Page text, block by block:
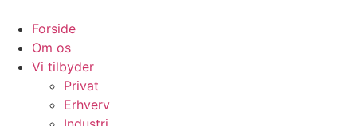
indhold
Forside
Om os
Vi tilbyder
Privat
Erhverv